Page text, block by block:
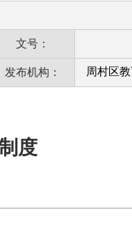
文号：
发布机构： 周村区
度